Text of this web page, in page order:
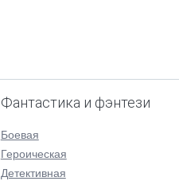
Фантастика и фэнтези
Боевая
Героическая
Детективная